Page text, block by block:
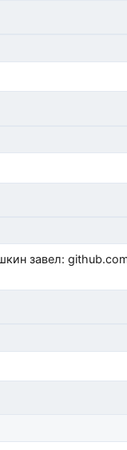
github.com/modx-